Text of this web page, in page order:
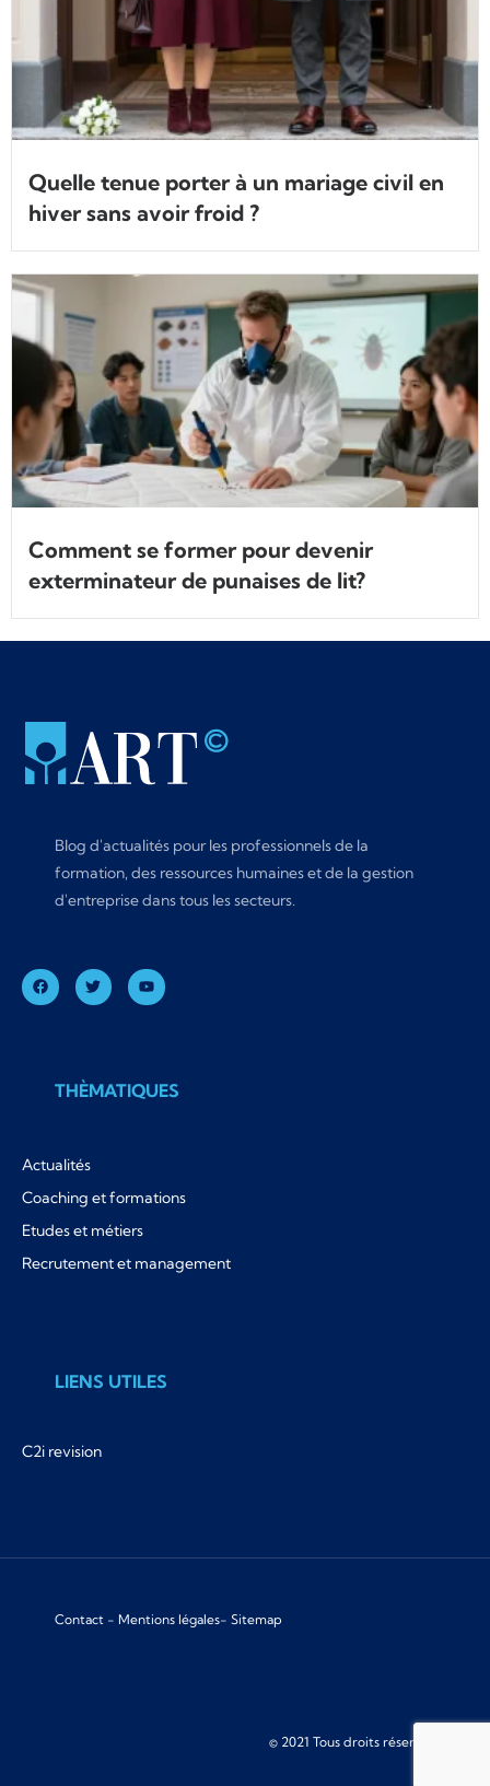
Quelle tenue porter à un mariage civil en
hiver sans avoir froid ?
Comment se former pour devenir
exterminateur de punaises de lit?
Blog d'actualités pour les professionnels de la
formation, des ressources humaines et de la gestion
d'entreprise dans tous les secteurs.
THÈMATIQUES
Actualités
Coaching et formations
Etudes et métiers
Recrutement et management
LIENS UTILES
C2i revision
Contact - Mentions légales- Sitemap
© 2021 Tous droits réservés